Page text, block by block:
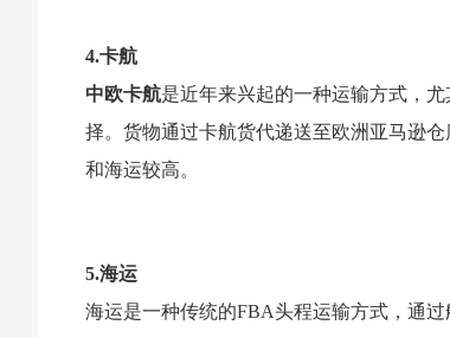
4.卡航
中欧卡航是近年来兴起的一种运输方式，
择。货物通过卡航货代递送至欧洲亚马逊
和海运较高。
5.海运
海运是一种传统的FBA头程运输方式，通